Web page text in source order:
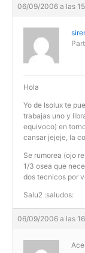
06/09/2006 a las
Hola
Yo de Isolux te
trabajas uno y
equivoco) en
cansar jejeje, la
Se rumorea (ojo
1/3 osea que
dos tecnicos por
Salu2 :saludos:
06/09/2006 a las